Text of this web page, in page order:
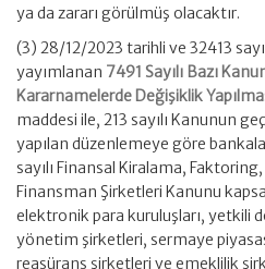
ya da zararı görülmüş olacaktır.
(3) 28/12/2023 tarihli ve 32413
yayımlanan 7491 Sayılı Bazı
Kararnamelerde Değişiklik
maddesi ile, 213 sayılı Kanunun
yapılan düzenlemeye göre
sayılı Finansal Kiralama,
Finansman Şirketleri Kanunu
elektronik para kuruluşları, yetkili
yönetim şirketleri, sermaye
reasürans şirketleri ve emeklilik